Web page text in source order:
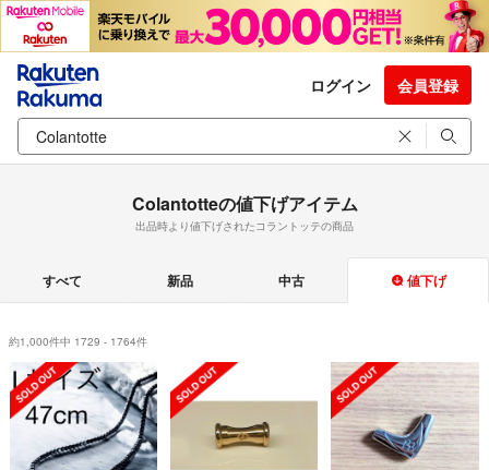
ログイン 会員登録
Colantotteの値下げアイテム
出品時より値下げされたコラントッテの商品
すべて 新品 中古 値下げ
約1,000件中 1729 - 1764件